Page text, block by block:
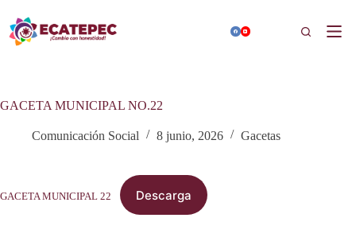
contenido
Buscar
GACETA MUNICIPAL NO.22
Comunicación Social 8 junio, 2026 Gacetas
GACETA MUNICIPAL 22 Descarga